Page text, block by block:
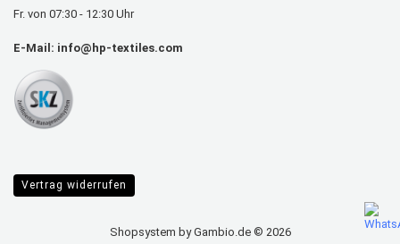
Fr. von 07:30 - 12:30 Uhr
E-Mail: info@hp-textiles.com
Vertrag widerrufen
Shopsystem by Gambio.de © 2026